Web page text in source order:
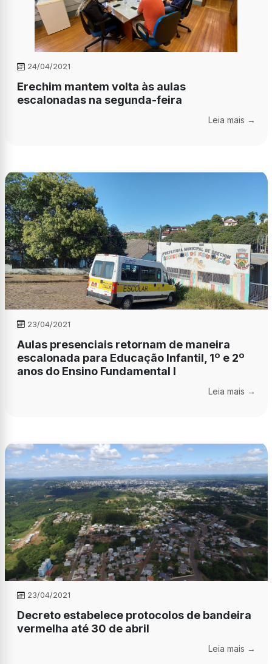
24/04/2021
Erechim mantem volta às aulas
escalonadas na segunda-feira
Leia mais →
23/04/2021
Aulas presenciais retornam de maneira
escalonada para Educação Infantil, 1º e 2º
anos do Ensino Fundamental I
Leia mais →
23/04/2021
Decreto estabelece protocolos de bandeira
vermelha até 30 de abril
Leia mais →